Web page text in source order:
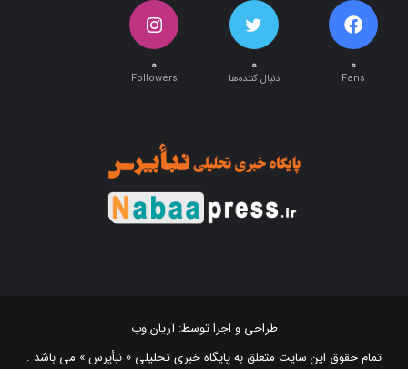
۰
Fans
۰
دنبال کننده‌ها
۰
Followers
طراحی و اجرا توسط:آریان وب
تمام حقوق این سایت متعلق به پایگاه خبری تحلیلی « نبأپرس » می باشد .